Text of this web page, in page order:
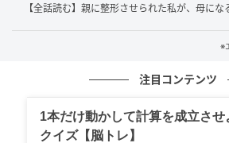
【全話読む】親に整形させられた私が、母にな
※
注目コンテンツ
1本だけ動かして計算を成立さ
クイズ【脳トレ】